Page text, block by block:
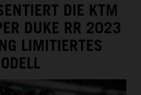
DIE KTM
DUKE RR 2023
LIMITIERTES